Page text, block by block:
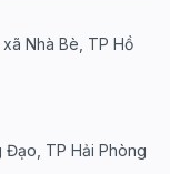
Nhà Bè, TP Hồ
TP Hải Phòng